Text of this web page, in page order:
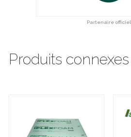
Partenaire officiel
Produits connexes